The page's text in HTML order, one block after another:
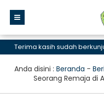
kasih sudah berkunjung
Anda disini : Beranda -
Seorang Remaja di